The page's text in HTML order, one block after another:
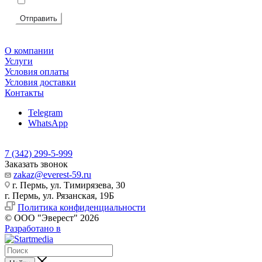
Отправить
О компании
Услуги
Условия оплаты
Условия доставки
Контакты
Telegram
WhatsApp
7 (342) 299-5-999
Заказать звонок
zakaz@everest-59.ru
г. Пермь, ул. Тимирязева, 30
г. Пермь, ул. Рязанская, 19Б
Политика конфиденциальности
© ООО "Эверест" 2026
Разработано в